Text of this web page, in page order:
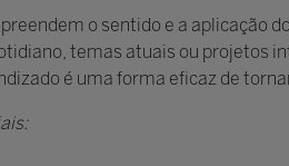
o sentido e a aplicação
temas atuais ou projetos
é uma forma eficaz de